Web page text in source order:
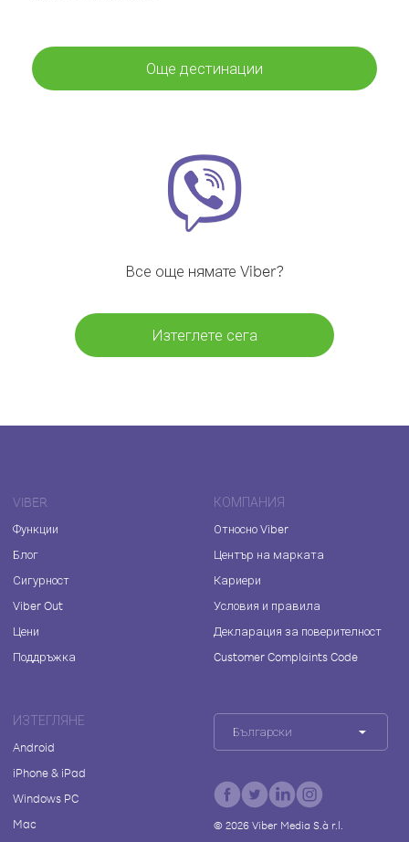
Още дестинации
Все още нямате Viber?
Изтеглете сега
VIBER
Функции
Блог
Сигурност
Viber Out
Цени
Поддръжка
КОМПАНИЯ
Относно Viber
Център на марката
Кариери
Условия и правила
Декларация за поверителност
Customer Complaints Code
ИЗТЕГЛЯНЕ
Android
iPhone & iPad
Windows PC
Mac
Български
© 2026Viber Media S.à r.l.